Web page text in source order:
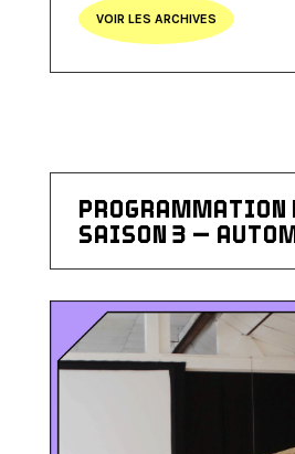
VOIR LES ARCHIVES
PROGRAMMATION
SAISON 3 –